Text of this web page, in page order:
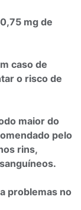
mg de
caso de
o risco de
maior do
pelo
rins,
problemas no